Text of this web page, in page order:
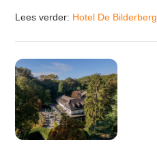
Lees verder: Hotel De Bilderberg